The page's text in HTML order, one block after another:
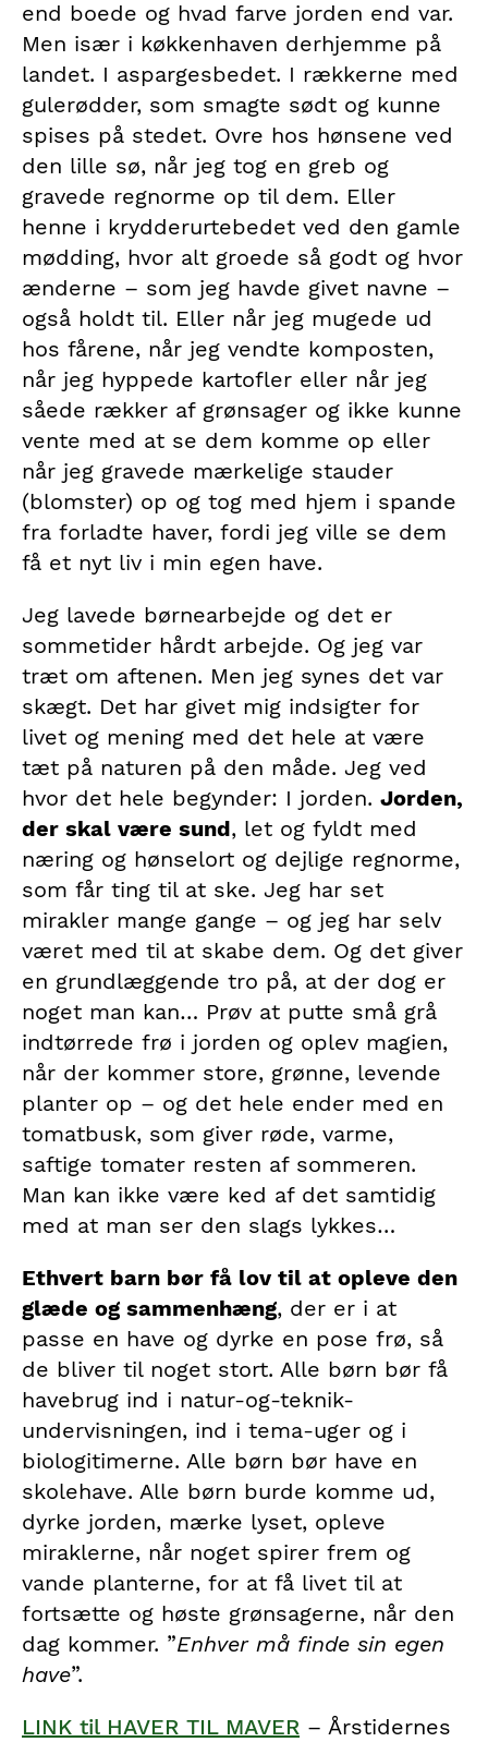
end boede og hvad farve jorden end var.
Men især i køkkenhaven derhjemme på
landet. I aspargesbedet. I rækkerne med
gulerødder, som smagte sødt og kunne
spises på stedet. Ovre hos hønsene ved
den lille sø, når jeg tog en greb og
gravede regnorme op til dem. Eller
henne i krydderurtebedet ved den gamle
mødding, hvor alt groede så godt og hvor
ænderne – som jeg havde givet navne –
også holdt til. Eller når jeg mugede ud
hos fårene, når jeg vendte komposten,
når jeg hyppede kartofler eller når jeg
såede rækker af grønsager og ikke kunne
vente med at se dem komme op eller
når jeg gravede mærkelige stauder
(blomster) op og tog med hjem i spande
fra forladte haver, fordi jeg ville se dem
få et nyt liv i min egen have.
Jeg lavede børnearbejde og det er
sommetider hårdt arbejde. Og jeg var
træt om aftenen. Men jeg synes det var
skægt. Det har givet mig indsigter for
livet og mening med det hele at være
tæt på naturen på den måde. Jeg ved
hvor det hele begynder: I jorden. Jorden,
der skal være sund, let og fyldt med
næring og hønselort og dejlige regnorme,
som får ting til at ske. Jeg har set
mirakler mange gange – og jeg har selv
været med til at skabe dem. Og det giver
en grundlæggende tro på, at der dog er
noget man kan… Prøv at putte små grå
indtørrede frø i jorden og oplev magien,
når der kommer store, grønne, levende
planter op – og det hele ender med en
tomatbusk, som giver røde, varme,
saftige tomater resten af sommeren.
Man kan ikke være ked af det samtidig
med at man ser den slags lykkes…
Ethvert barn bør få lov til at opleve den
glæde og sammenhæng, der er i at
passe en have og dyrke en pose frø, så
de bliver til noget stort. Alle børn bør få
havebrug ind i natur-og-teknik-
undervisningen, ind i tema-uger og i
biologitimerne. Alle børn bør have en
skolehave. Alle børn burde komme ud,
dyrke jorden, mærke lyset, opleve
miraklerne, når noget spirer frem og
vande planterne, for at få livet til at
fortsætte og høste grønsagerne, når den
dag kommer. ”Enhver må finde sin egen
have”.
LINK til HAVER TIL MAVER – Årstidernes